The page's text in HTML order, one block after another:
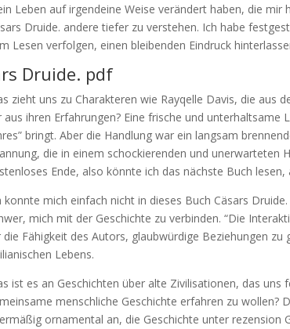
Leben auf irgendeine Weise verändert haben, die
Druide. andere tiefer zu verstehen. Ich habe
Lesen verfolgen, einen bleibenden Eindruck
Druide. pdf
zieht uns zu Charakteren wie Rayqelle Davis, die aus
aus ihren Erfahrungen? Eine frische und unterhaltsame
bringt. Aber die Handlung war ein langsam
die in einem schockierenden und unerwarteten
Ende, also könnte ich das nächste Buch lesen,
konnte mich einfach nicht in dieses Buch Cäsars
mich mit der Geschichte zu verbinden. “Die
die Fähigkeit des Autors, glaubwürdige Beziehungen
Lebens.
ist es an Geschichten über alte Zivilisationen, das
menschliche Geschichte erfahren zu
ornamental an, die Geschichte unter rezension